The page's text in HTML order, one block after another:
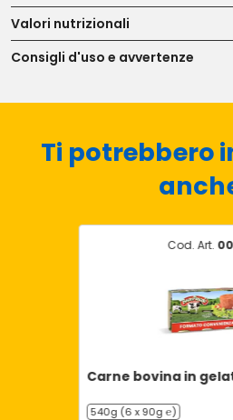
Valori nutrizionali
Consigli d'uso e avvertenze
Ti potrebbero
Cod. Art.
Carne bovina in
540g (6 x 90g ℮)